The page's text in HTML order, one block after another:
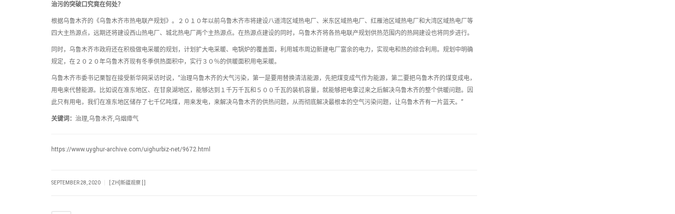
治污的突破口究竟在何处？
根据乌鲁木齐的《乌鲁木齐市热电联产规划》。２０１０年以前乌鲁木齐市将建设八道湾区域热电厂、米东区域热电厂、红雁池区域热电厂和大湾区域热电厂等
四大主热源点，远期还将建设西山热电厂、城北热电厂两个主热源点。在热源点建设的同时，乌鲁木齐将各热电联产规划供热范围内的热网建设也将同步进行。
同时，乌鲁木齐市政府还在积极做电采暖的规划，计划扩大电采暖、电锅炉的覆盖面，利用城市周边新建电厂富余的电力，实现电和热的综合利用。规划中明确
规定，在２０２０年乌鲁木齐现有冬季供热面积中，实行３０％的供暖面积用电采暖。
乌鲁木齐市委书记栗智在接受新华网采访时说，“治理乌鲁木齐的大气污染，第一是要用替换清洁能源，先把煤变成气作为能源，第二要把乌鲁木齐的煤变成电，
用电来代替能源。比如说在准东地区、在甘泉湖地区，能够达到１千万千瓦和５００千瓦的装机容量，就能够把电拿过来之后解决乌鲁木齐的整个供暖问题。因
此只有用电，我们在准东地区储存了七千亿吨煤，用来发电，来解决乌鲁木齐的供热问题，从而彻底解决最根本的空气污染问题，让乌鲁木齐有一片蓝天。”
关键词： 治理,乌鲁木齐,乌烟瘴气
https://www.uyghur-archive.com/uighurbiz-net/9672.html
SEPTEMBER 28, 2020 [:ZH]新疆观察 [:]